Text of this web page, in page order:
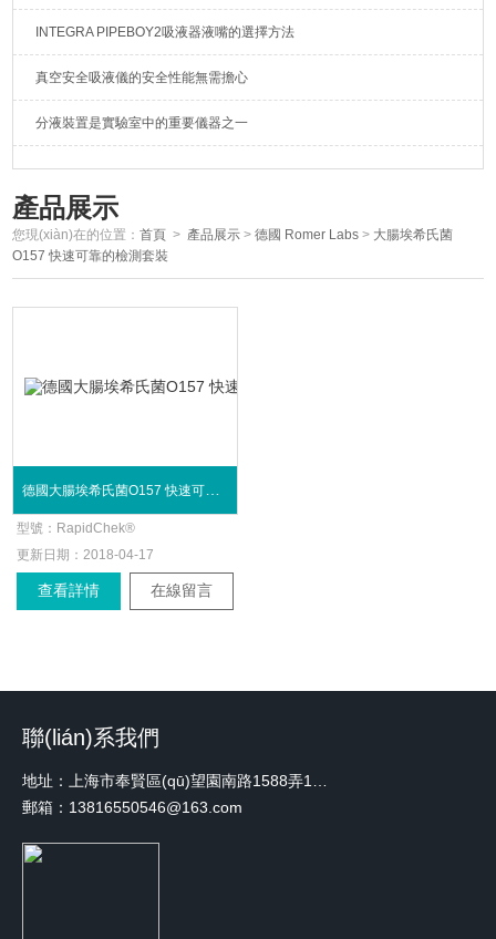
INTEGRA PIPEBOY2吸液器液嘴的選擇方法
真空安全吸液儀的安全性能無需擔心
分液裝置是實驗室中的重要儀器之一
產品展示
您現(xiàn)在的位置：首頁 > 產品展示 >德國 Romer Labs > 大腸埃希氏菌
O157 快速可靠的檢測套裝
德國大腸埃希氏菌O157 快速可靠的檢測套裝
型號： RapidChek®
更新日期：2018-04-17
查看詳情 在線留言
聯(lián)系我們
郵箱：13816550546@163.com